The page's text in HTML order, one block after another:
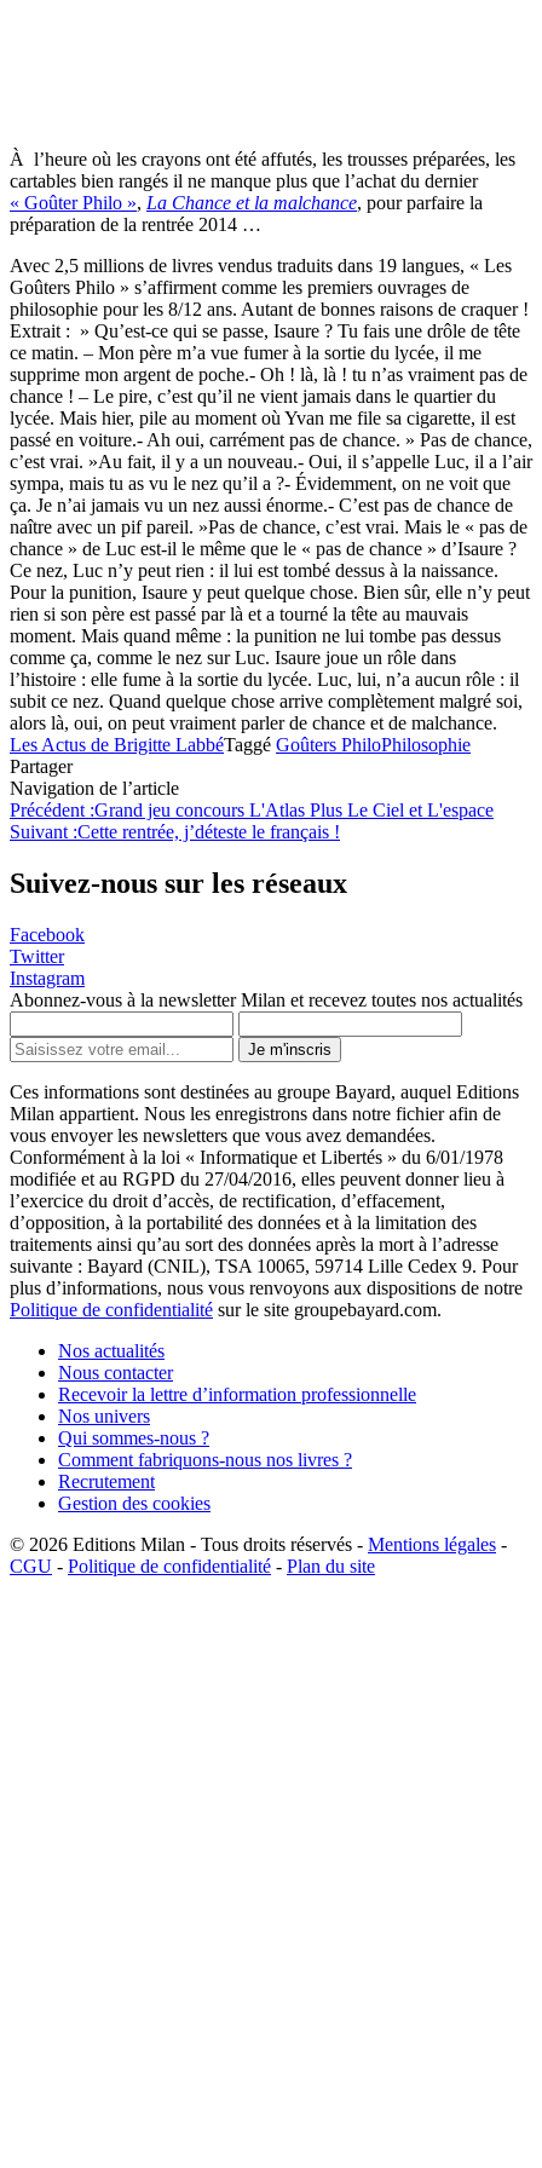
À l’heure où les crayons ont été affutés, les trousses préparées, les
cartables bien rangés il ne manque plus que l’achat du dernier
« Goûter Philo », La Chance et la malchance, pour parfaire la
préparation de la rentrée 2014 …
Avec 2,5 millions de livres vendus traduits dans 19 langues, « Les
Goûters Philo » s’affirment comme les premiers ouvrages de
philosophie pour les 8/12 ans. Autant de bonnes raisons de craquer !
Extrait : » Qu’est-ce qui se passe, Isaure ? Tu fais une drôle de tête
ce matin. – Mon père m’a vue fumer à la sortie du lycée, il me
supprime mon argent de poche.- Oh ! là, là ! tu n’as vraiment pas de
chance ! – Le pire, c’est qu’il ne vient jamais dans le quartier du
lycée. Mais hier, pile au moment où Yvan me file sa cigarette, il est
passé en voiture.- Ah oui, carrément pas de chance. » Pas de chance,
c’est vrai. »Au fait, il y a un nouveau.- Oui, il s’appelle Luc, il a l’air
sympa, mais tu as vu le nez qu’il a ?- Évidemment, on ne voit que
ça. Je n’ai jamais vu un nez aussi énorme.- C’est pas de chance de
naître avec un pif pareil. »Pas de chance, c’est vrai. Mais le « pas de
chance » de Luc est-il le même que le « pas de chance » d’Isaure ?
Ce nez, Luc n’y peut rien : il lui est tombé dessus à la naissance.
Pour la punition, Isaure y peut quelque chose. Bien sûr, elle n’y peut
rien si son père est passé par là et a tourné la tête au mauvais
moment. Mais quand même : la punition ne lui tombe pas dessus
comme ça, comme le nez sur Luc. Isaure joue un rôle dans
l’histoire : elle fume à la sortie du lycée. Luc, lui, n’a aucun rôle : il
subit ce nez. Quand quelque chose arrive complètement malgré soi,
alors là, oui, on peut vraiment parler de chance et de malchance.
Les Actus de Brigitte LabbéTaggé Goûters PhiloPhilosophie
Partager
Navigation de l’article
Précédent :Grand jeu concours L'Atlas Plus Le Ciel et L'espace
Suivant :Cette rentrée, j’déteste le français !
Suivez-nous sur les réseaux
Facebook
Twitter
Instagram
Abonnez-vous à la newsletter Milan et recevez toutes nos actualités
Je m'inscris
Ces informations sont destinées au groupe Bayard, auquel Editions
Milan appartient. Nous les enregistrons dans notre fichier afin de
vous envoyer les newsletters que vous avez demandées.
Conformément à la loi « Informatique et Libertés » du 6/01/1978
modifiée et au RGPD du 27/04/2016, elles peuvent donner lieu à
l’exercice du droit d’accès, de rectification, d’effacement,
d’opposition, à la portabilité des données et à la limitation des
traitements ainsi qu’au sort des données après la mort à l’adresse
suivante : Bayard (CNIL), TSA 10065, 59714 Lille Cedex 9. Pour
plus d’informations, nous vous renvoyons aux dispositions de notre
Politique de confidentialité sur le site groupebayard.com.
Nos actualités
Nous contacter
Recevoir la lettre d’information professionnelle
Nos univers
Qui sommes-nous ?
Comment fabriquons-nous nos livres ?
Recrutement
Gestion des cookies
© 2026 Editions Milan - Tous droits réservés - Mentions légales -
CGU - Politique de confidentialité - Plan du site